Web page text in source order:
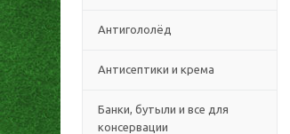
Антигололёд
Антисептики и крема
Банки, бутыли и все для
консервации